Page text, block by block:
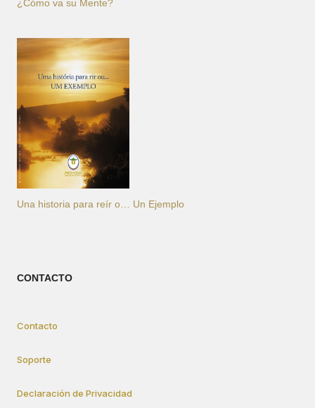
¿Cómo va su Mente?
Una historia para reír o… Un Ejemplo
CONTACTO
Contacto
Soporte
Declaración de Privacidad